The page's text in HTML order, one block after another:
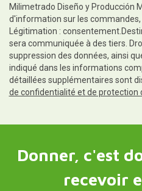
Milimetrado Diseño y Producción
d'information sur les commandes,
Légitimation :
sera communiquée à des tiers.
suppression des données, ainsi
indiqué dans les informations
détaillées supplémentaires sont
de confidentialité et de protection
Donner, c'est
recevoir